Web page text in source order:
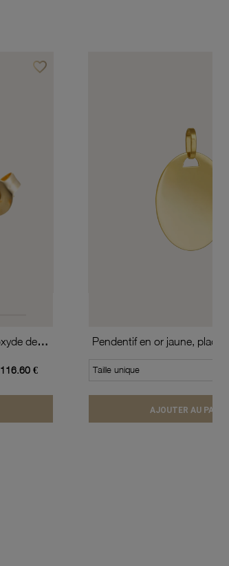
favorite_borderAjouter à vos favoris
Boucles d'oreilles en or jaune, oxyde de zirconium (moyen modèle).
116.60 €
Pendentif en or jaune,
Taille unique
AJOUTER AU